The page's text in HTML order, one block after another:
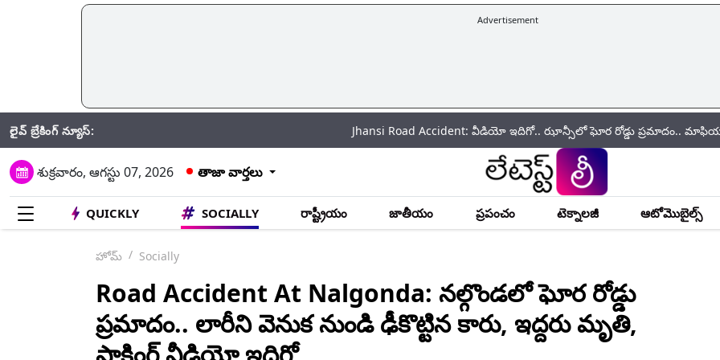
Advertisement
లైవ్ బ్రేకింగ్ న్యూస్: Jhansi Road Accident: వీడియో ఇదిగో.. ఝాన్సీలో ఘోర రోడ్డు ప్రమాదం.. మాఫియా డాన్ అతీక్
శుక్రవారం, ఆగస్టు 07, 2026 తాజా వార్తలు
QUICKLY SOCIALLY రాష్ట్రీయం జాతీయం ప్రపంచం టెక్నాలజీ ఆటోమొబైల్స్
హోమ్ Socially
Road Accident At Nalgonda: నల్గొండలో ఘోర రోడ్డు
ప్రమాదం.. లారీని వెనుక నుండి ఢీకొట్టిన కారు, ఇద్దరు మృతి,